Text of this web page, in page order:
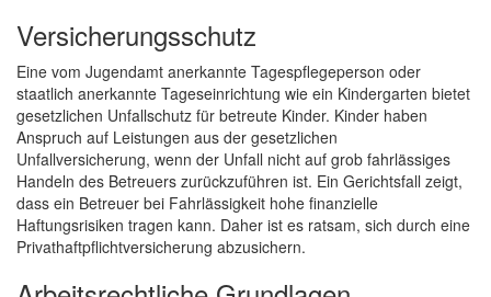
Versicherungsschutz
Eine vom Jugendamt anerkannte Tagespflegeperson oder
staatlich anerkannte Tageseinrichtung wie ein Kindergarten bietet
gesetzlichen Unfallschutz für betreute Kinder. Kinder haben
Anspruch auf Leistungen aus der gesetzlichen
Unfallversicherung, wenn der Unfall nicht auf grob fahrlässiges
Handeln des Betreuers zurückzuführen ist. Ein Gerichtsfall zeigt,
dass ein Betreuer bei Fahrlässigkeit hohe finanzielle
Haftungsrisiken tragen kann. Daher ist es ratsam, sich durch eine
Privathaftpflichtversicherung abzusichern.